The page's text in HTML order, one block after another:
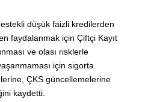
düşük faizli kredilerden
faydalanmak için Çiftçi Kayıt
ve olası risklerle
için sigorta
ÇKS güncellemelerine
kaydetti.